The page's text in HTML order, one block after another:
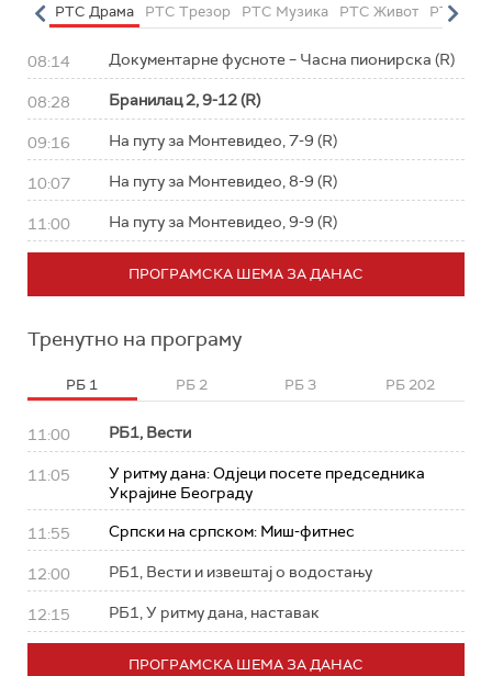
РТС Драма РТС Трезор РТС Музика РТС Живот РТС
08:14 Документарне фусноте – Часна пионирска (R)
08:28 Бранилац 2, 9-12 (R)
09:16 На путу за Монтевидео, 7-9 (R)
10:07 На путу за Монтевидео, 8-9 (R)
11:00 На путу за Монтевидео, 9-9 (R)
ПРОГРАМСКА ШЕМА ЗА ДАНАС
Тренутно на програму
РБ 1 РБ 2 РБ 3 РБ 202
11:00 РБ1, Вести
11:05
У ритму дана: Од‌јеци посете председника
Украјине Београду
11:55 Српски на српском: Миш-фитнес
12:00 РБ1, Вести и извештај о водостању
12:15 РБ1, У ритму дана, наставак
ПРОГРАМСКА ШЕМА ЗА ДАНАС